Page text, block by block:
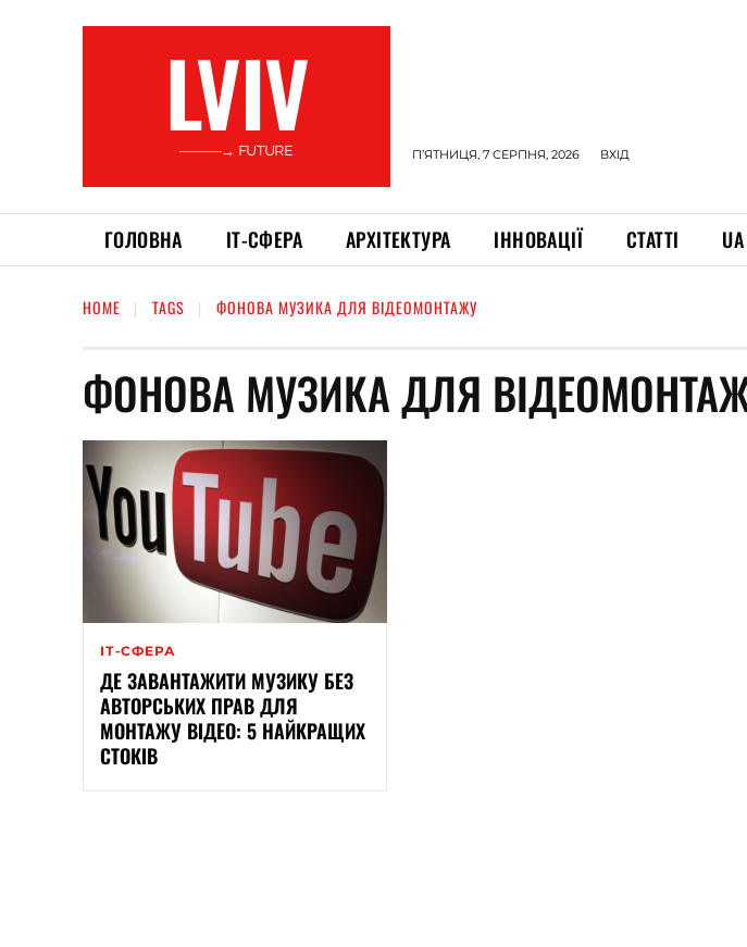
LVIV
———→ FUTURE П’ЯТНИЦЯ, 7 СЕРПНЯ, 2026 ВХІД
ГОЛОВНА ІТ-СФЕРА АРХІТЕКТУРА ІННОВАЦІЇ СТАТТІ UA
HOME TAGS ФОНОВА МУЗИКА ДЛЯ ВІДЕОМОНТАЖУ
ФОНОВА МУЗИКА ДЛЯ
ІТ-СФЕРА
ДЕ ЗАВАНТАЖИТИ МУЗИКУ БЕЗ
АВТОРСЬКИХ ПРАВ ДЛЯ
МОНТАЖУ ВІДЕО: 5 НАЙКРАЩИХ
СТОКІВ